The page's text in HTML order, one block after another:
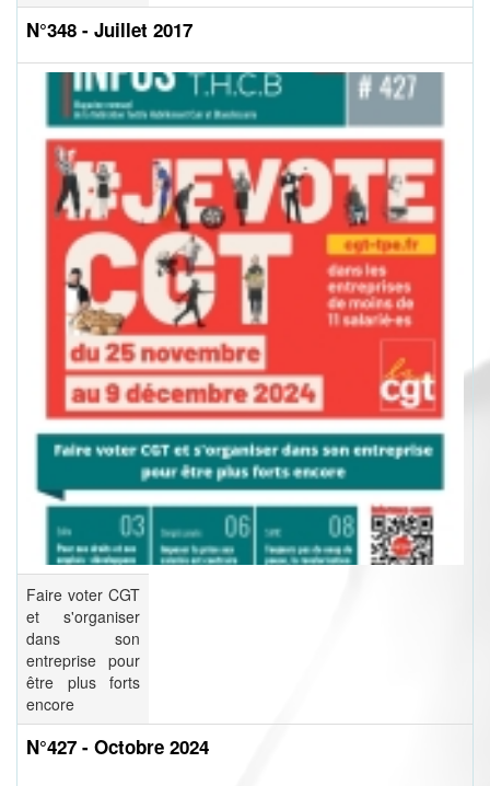
N°348 - Juillet 2017
Faire voter CGT
et s'organiser
dans son
entreprise pour
être plus forts
encore
N°427 - Octobre 2024